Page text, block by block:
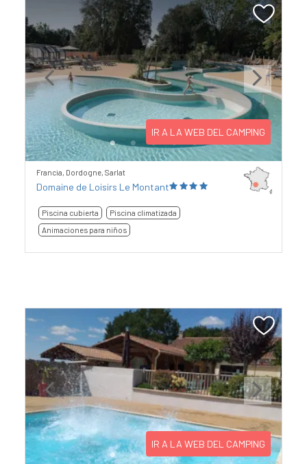
Previous Next
IR A LA WEB DEL CAMPING
Francia, Dordogne, Sarlat
Domaine de Loisirs Le Montant
Piscina cubierta
Piscina climatizada
Animaciones para niños
Previous Next
IR A LA WEB DEL CAMPING